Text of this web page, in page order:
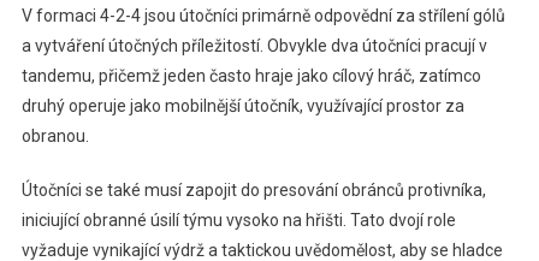
V formaci 4-2-4 jsou útočníci primárně odpovědní za střílení gólů
a vytváření útočných příležitostí. Obvykle dva útočníci pracují v
tandemu, přičemž jeden často hraje jako cílový hráč, zatímco
druhý operuje jako mobilnější útočník, využívající prostor za
obranou.
Útočníci se také musí zapojit do presování obránců protivníka,
iniciující obranné úsilí týmu vysoko na hřišti. Tato dvojí role
vyžaduje vynikající výdrž a taktickou uvědomělost, aby se hladce